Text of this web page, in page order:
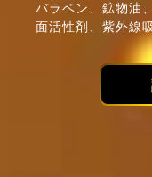
バラベン、鉱物油
面活性剤、紫外線